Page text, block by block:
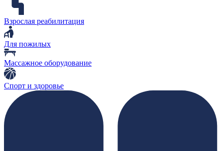
Взрослая реабилитация
Для пожилых
Массажное оборудование
Спорт и здоровье